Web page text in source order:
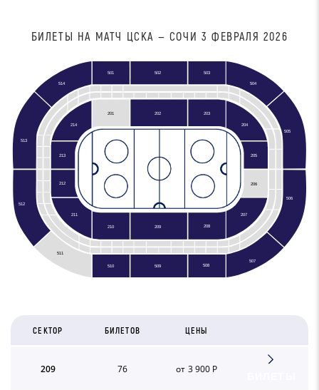
БИЛЕТЫ НА МАТЧ ЦСКА — СОЧИ 3 ФЕВРАЛЯ 2026
502
501 503
504
505
506
507
508
509
510
511
512
513
514
201 202 203
204
205
206
207
208
209
210
211
212
213
214
СЕКТОР БИЛЕТОВ ЦЕНЫ
209 76 от 3 900 Р